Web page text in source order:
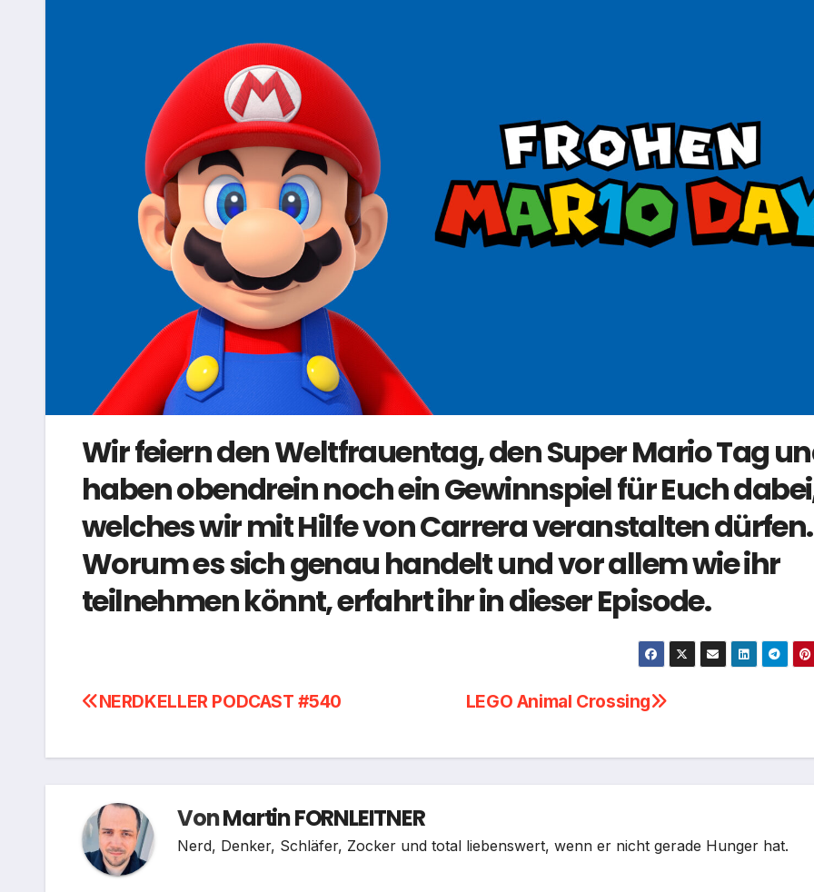
Wir feiern den Weltfrauentag, den Super Mario Tag
haben obendrein noch ein Gewinnspiel für Euch
welches wir mit Hilfe von Carrera veranstalten dürfen.
Worum es sich genau handelt und vor allem wie ihr
teilnehmen könnt, erfahrt ihr in dieser Episode.
Beitragsnavigation LEGO Animal Crossing
NERDKELLER PODCAST #540
VonMartin FORNLEITNER
Nerd, Denker, Schläfer, Zocker und total liebenswert, wenn er nicht gerade Hunger hat.